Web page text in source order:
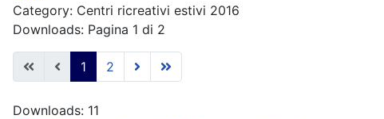
Category: Centri ricreativi estivi 2016
Downloads: Pagina 1 di 2
1 2
Downloads: 11